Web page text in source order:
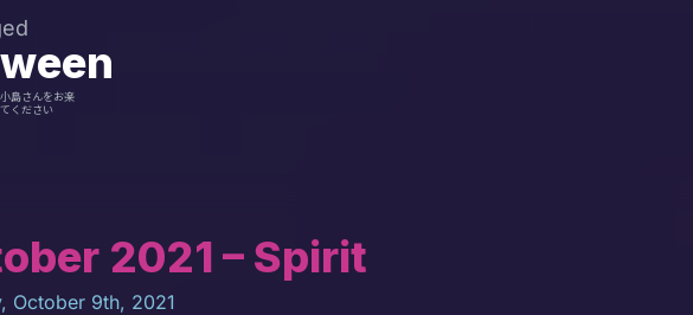
島さんをお楽
ください
2021 – Spirit
October 9th, 2021